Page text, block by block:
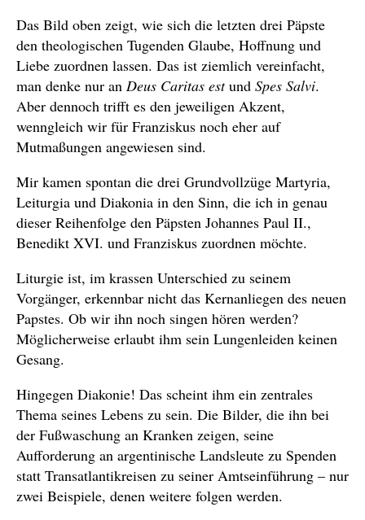
Das Bild oben zeigt, wie sich die letzten drei Päpste
den theologischen Tugenden Glaube, Hoffnung und
Liebe zuordnen lassen. Das ist ziemlich vereinfacht,
man denke nur an Deus Caritas estund Spes Salvi.
Aber dennoch trifft es den jeweiligen Akzent,
wenngleich wir für Franziskus noch eher auf
Mutmaßungen angewiesen sind.
Mir kamen spontan die drei Grundvollzüge Martyria,
Leiturgia und Diakonia in den Sinn, die ich in genau
dieser Reihenfolge den Päpsten Johannes Paul II.,
Benedikt XVI. und Franziskus zuordnen möchte.
Liturgie ist, im krassen Unterschied zu seinem
Vorgänger, erkennbar nicht das Kernanliegen des neuen
Papstes. Ob wir ihn noch singen hören werden?
Möglicherweise erlaubt ihm sein Lungenleiden keinen
Gesang.
Hingegen Diakonie! Das scheint ihm ein zentrales
Thema seines Lebens zu sein. Die Bilder, die ihn bei
der Fußwaschung an Kranken zeigen, seine
Aufforderung an argentinische Landsleute zu Spenden
statt Transatlantikreisen zu seiner Amtseinführung – nur
zwei Beispiele, denen weitere folgen werden.